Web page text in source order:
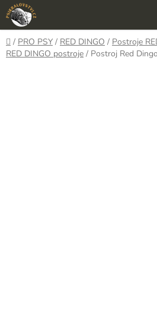
Přejít
na
obsah
Domů
/ PRO PSY / RED DINGO / Postroje
RED DINGO postroje / Postroj Red